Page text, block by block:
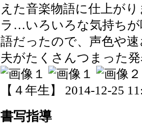
えた音楽物語に仕上が
ラ…いろいろな気持ち
語だったので、声色や
夫がたくさんつまった
【４年生】 2014-12-25
書写指導